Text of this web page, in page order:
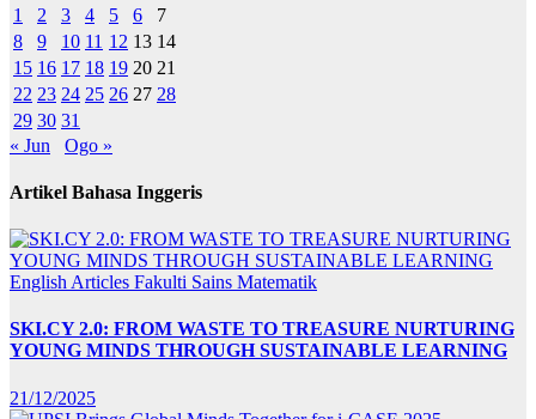
1
2 3 4 5 6
7
8
9 10 11 12 13 14
15 16 17 18 19 20 21
22 23 24 25 26 27 28
29 30 31
« Jun
Ogo »
Artikel Bahasa Inggeris
English Articles Fakulti Sains Matematik
SKI.CY 2.0: FROM WASTE TO TREASURE NURTURING
YOUNG MINDS THROUGH SUSTAINABLE LEARNING
21/12/2025